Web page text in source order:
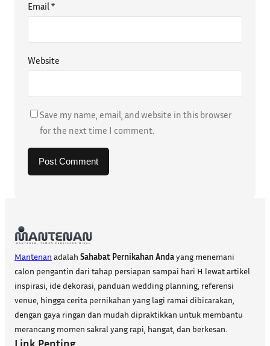
Email *
Website
Save my name, email, and website in this browser
for the next time I comment.
Mantenan adalah Sahabat Pernikahan Andayang menemani
calon pengantin dari tahap persiapan sampai hari H lewat artikel
inspirasi, ide dekorasi, panduan wedding planning, referensi
venue, hingga cerita pernikahan yang lagi ramai dibicarakan,
dengan gaya ringan dan mudah dipraktikkan untuk membantu
merancang momen sakral yang rapi, hangat, dan berkesan.
Link Penting